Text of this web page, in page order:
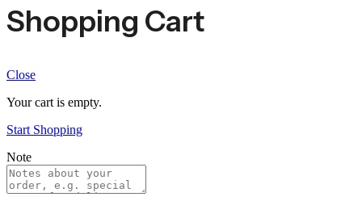
Shopping Cart
Close
Your cart is empty.
Start Shopping
Note